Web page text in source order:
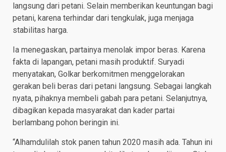
langsung dari petani. Selain memberikan keuntungan bagi
petani, karena terhindar dari tengkulak, juga menjaga
stabilitas harga.
Ia menegaskan, partainya menolak impor beras. Karena
fakta di lapangan, petani masih produktif. Suryadi
menyatakan, Golkar berkomitmen menggelorakan
gerakan beli beras dari petani langsung. Sebagai langkah
nyata, pihaknya membeli gabah para petani. Selanjutnya,
dibagikan kepada masyarakat dan kader partai
berlambang pohon beringin ini.
“Alhamdulilah stok panen tahun 2020 masih ada. Tahun ini